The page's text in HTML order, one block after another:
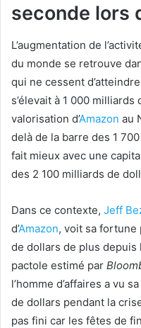
seconde lors
L’augmentation de
du monde se retrouve
qui ne cessent
s’élevait à 1 000 milliards
valorisation d’Amazon au
delà de la barre des 1
fait mieux avec une
des 2 100 milliards de
Dans ce contexte, Jeff
d’Amazon, voit sa fortune
de dollars de plus depuis
pactole estimé par
l’homme d’affaires a vu
de dollars pendant la
pas fini car les fêtes de